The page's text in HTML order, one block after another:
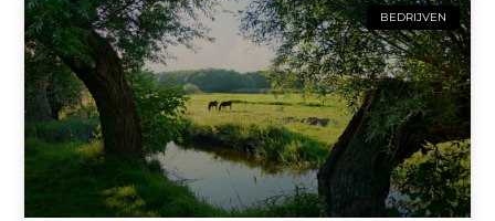
BEDRIJVEN